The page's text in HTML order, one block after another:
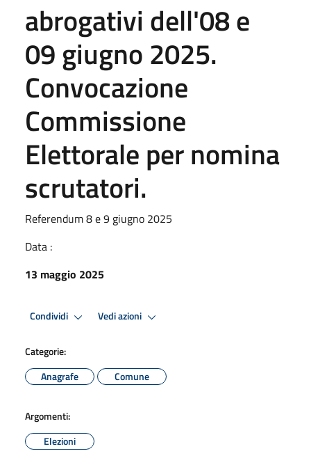
abrogativi dell'08 e
09 giugno 2025.
Convocazione
Commissione
Elettorale per nomina
scrutatori.
Referendum 8 e 9 giugno 2025
Data :
13 maggio 2025
Condividi Vedi azioni
Categorie:
Anagrafe
Comune
Argomenti:
Elezioni